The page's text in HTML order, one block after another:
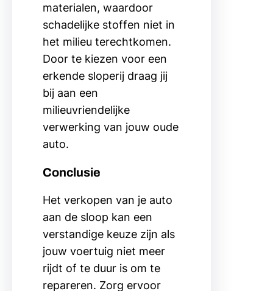
materialen, waardoor
schadelijke stoffen niet in
het milieu terechtkomen.
Door te kiezen voor een
erkende sloperij draag jij
bij aan een
milieuvriendelijke
verwerking van jouw oude
auto.
Conclusie
Het verkopen van je auto
aan de sloop kan een
verstandige keuze zijn als
jouw voertuig niet meer
rijdt of te duur is om te
repareren. Zorg ervoor